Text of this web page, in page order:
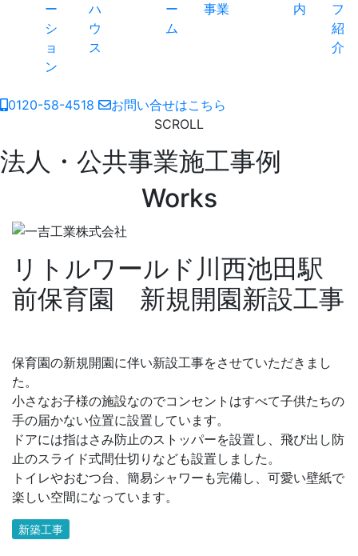
ー
シ
ョ
ン
ハ
ウ
ス
ー
ム
事業
内
フ
紹
介
0120-58-4518
お問い合せはこちら
SCROLL
法人・公共事業施工事例
Works
リトルワールド川西池田駅
前保育園 新規開園新設工事
保育園の新規開園に伴い新設工事をさせていただきまし
た。
小さなお子様の施設なのでコンセントはすべて子供たちの
手の届かない位置に設置しています。
ドアには指はさみ防止のストッパーを設置し、飛び出し防
止のスライド式間仕切りなども設置しました。
トイレやおむつ台、簡易シャワーも完備し、可愛い壁紙で
楽しい空間になっています。
新築工事